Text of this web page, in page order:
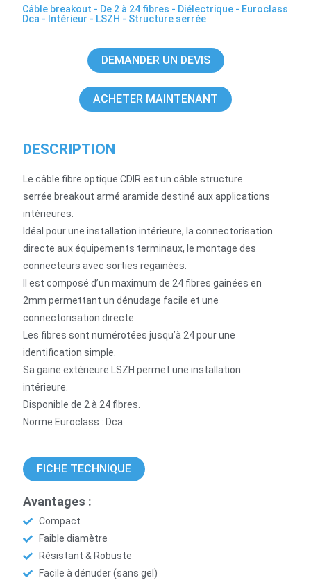
Câble breakout - De 2 à 24 fibres - Diélectrique - Euroclass
Dca - Intérieur - LSZH - Structure serrée
DEMANDER UN DEVIS
ACHETER MAINTENANT
DESCRIPTION
Le câble fibre optique CDIR est un câble structure
serrée breakout armé aramide destiné aux applications
intérieures.
Idéal pour une installation intérieure, la connectorisation
directe aux équipements terminaux, le montage des
connecteurs avec sorties regainées.
Il est composé d’un maximum de 24 fibres gainées en
2mm permettant un dénudage facile et une
connectorisation directe.
Les fibres sont numérotées jusqu’à 24 pour une
identification simple.
Sa gaine extérieure LSZH permet une installation
intérieure.
Disponible de 2 à 24 fibres.
Norme Euroclass : Dca
FICHE TECHNIQUE
Avantages :
Compact
Faible diamètre
Résistant & Robuste
Facile à dénuder (sans gel)